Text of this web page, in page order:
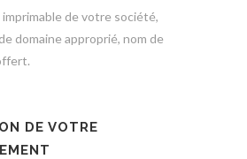
de votre société,
domaine approprié, nom de
DE VOTRE